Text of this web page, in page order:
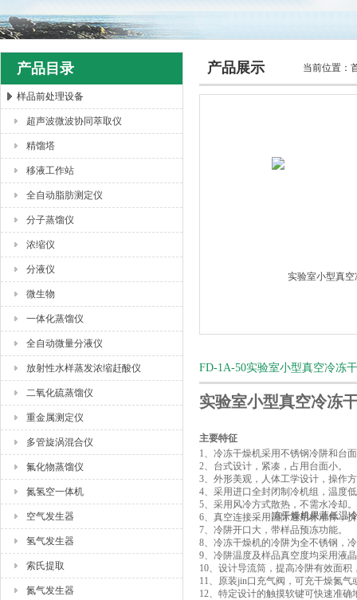
杭州川一实验仪器有限公司
产品目录
样品前处理设备
超声波微波协同萃取仪
精馏塔
移液工作站
全自动脂肪测定仪
分子蒸馏仪
浓缩仪
分液仪
微生物
一体化蒸馏仪
全自动微量分液仪
放射性水样蒸发浓缩赶酸仪
二氧化硫蒸馏仪
重金属测定仪
多管旋涡混合仪
氟化物蒸馏仪
氮氢空一体机
空气发生器
氢气发生器
索氏提取
氮气发生器
产品展示 当前位置：
FD-1A-50实验室小型真空冷冻
实验室小型真空冷冻
主要特征
1、 冷冻干燥机采用不锈钢冷阱和台
2、 台式设计，紧凑，占用台面小。
3、 外形美观，人体工学设计，操作
4、 采用进口全封闭制冷机组，温度
5、 采用风冷方式散热，不需水冷却。
6、 真空连接采用国际通用标准件，
7、 冷阱开口大，带样品预冻功能。
8、 冷冻干燥机的冷阱为全不锈钢，
9、 冷阱温度及样品真空度均采用液晶
10、 设计导流筒，提高冷阱有效面积
11、 原装jin口充气阀，可充干燥氮气
12、 特定设计的触摸软键可快速准确